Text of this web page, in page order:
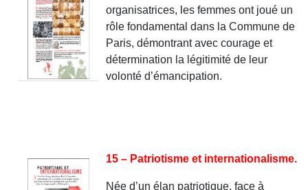
organisatrices, les femmes ont joué un
rôle fondamental dans la Commune de
Paris, démontrant avec courage et
détermination la légitimité de leur
volonté d’émancipation.
15 – Patriotisme et internationalisme.
Née d’un élan patriotique, face à